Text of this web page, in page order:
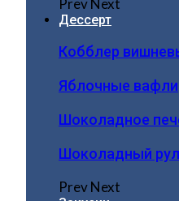
PrevNext
Дессерт
Кобблер
Яблочные вафли
Шоколадное
Шоколадный
PrevNext